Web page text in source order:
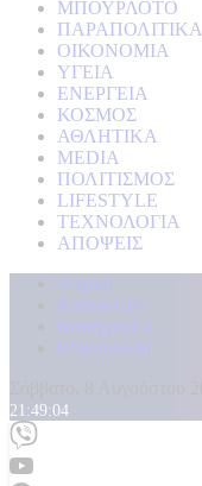
ΜΠΟΥΡΛΟΤΟ
ΠΑΡΑΠΟΛΙΤΙΚΑ
ΟΙΚΟΝΟΜΙΑ
ΥΓΕΙΑ
ΕΝΕΡΓΕΙΑ
ΚΟΣΜΟΣ
ΑΘΛΗΤΙΚΑ
MEDIA
ΠΟΛΙΤΙΣΜΟΣ
LIFESTYLE
ΤΕΧΝΟΛΟΓΙΑ
ΑΠΟΨΕΙΣ
Αρχική
Kontra Live
Καταγγελίες
Επικοινωνία
21:49:05